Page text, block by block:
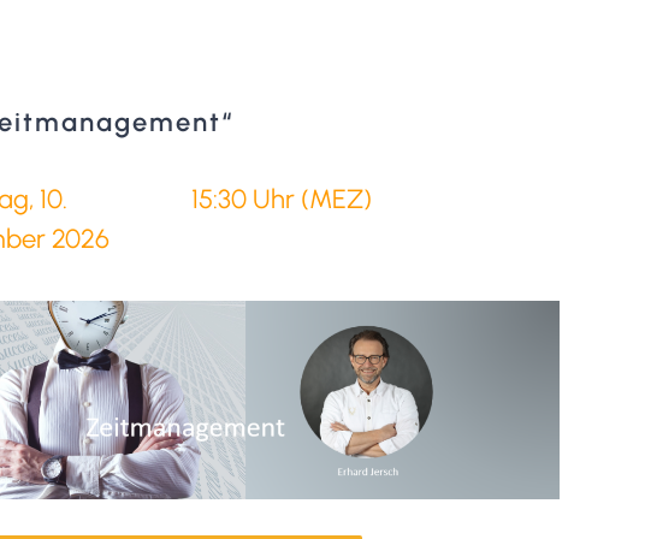
10.
2026
15:30 Uhr (MEZ)